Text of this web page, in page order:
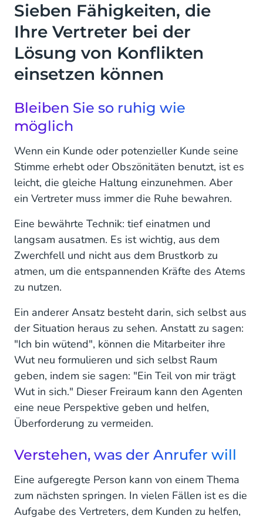
Sieben Fähigkeiten, die
Ihre Vertreter bei der
Lösung von Konflikten
einsetzen können
Bleiben Sie so ruhig wie
möglich
Wenn ein Kunde oder potenzieller Kunde seine
Stimme erhebt oder Obszönitäten benutzt, ist es
leicht, die gleiche Haltung einzunehmen. Aber
ein Vertreter muss immer die Ruhe bewahren.
Eine bewährte Technik: tief einatmen und
langsam ausatmen. Es ist wichtig, aus dem
Zwerchfell und nicht aus dem Brustkorb zu
atmen, um die entspannenden Kräfte des Atems
zu nutzen.
Ein anderer Ansatz besteht darin, sich selbst aus
der Situation heraus zu sehen. Anstatt zu sagen:
"Ich bin wütend", können die Mitarbeiter ihre
Wut neu formulieren und sich selbst Raum
geben, indem sie sagen: "Ein Teil von mir trägt
Wut in sich." Dieser Freiraum kann den Agenten
eine neue Perspektive geben und helfen,
Überforderung zu vermeiden.
Verstehen, was der Anrufer will
Eine aufgeregte Person kann von einem Thema
zum nächsten springen. In vielen Fällen ist es die
Aufgabe des Vertreters, dem Kunden zu helfen,